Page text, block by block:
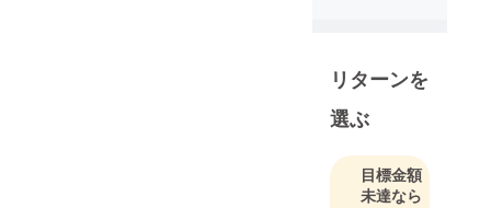
リターンを
選ぶ
目標金額
未達なら